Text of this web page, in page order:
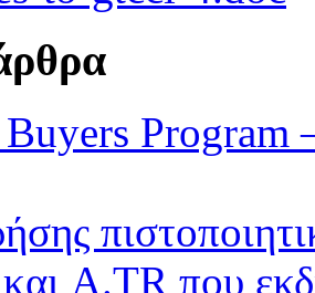
Program
A.TR που